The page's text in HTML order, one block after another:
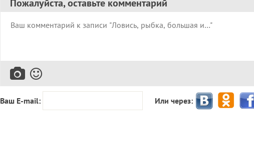
Пожалуйста, оставьте комментарий
Ваш E-mail: Или через: